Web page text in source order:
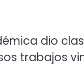
dio
trabajos